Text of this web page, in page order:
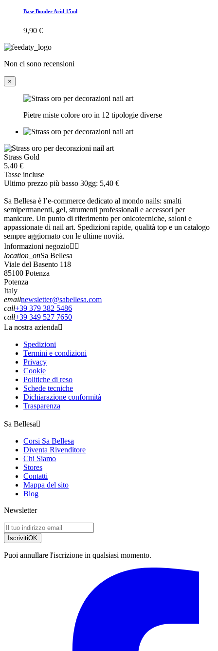
Base Bonder Acid 15ml
9,90 €
Non ci sono recensioni
×
Pietre miste colore oro in 12 tipologie diverse
Strass Gold
5,40 €
Tasse incluse
Ultimo prezzo più basso 30gg: 5,40 €
Sa Bellesa è l’e-commerce dedicato al mondo nails: smalti
semipermanenti, gel, strumenti professionali e accessori per
manicure. Un punto di riferimento per onicotecniche, saloni e
appassionate di nail art. Spedizioni rapide, qualità top e un catalogo
sempre aggiornato con le ultime novità.
Informazioni negozio 
location_onSa Bellesa
Viale del Basento 118
85100 Potenza
Potenza
Italy
emailnewsletter@sabellesa.com
call+39 379 382 5486
call+39 349 527 7650
La nostra azienda
Spedizioni
Termini e condizioni
Privacy
Cookie
Politiche di reso
Schede tecniche
Dichiarazione conformità
Trasparenza
Sa Bellesa
Corsi Sa Bellesa
Diventa Rivenditore
Chi Siamo
Stores
Contatti
Mappa del sito
Blog
Newsletter
IscrivitiOK
Puoi annullare l'iscrizione in qualsiasi momento.